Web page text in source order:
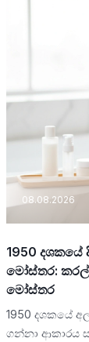
08.08.2026
1950
මෝස්තර:
මෝස්තර
1950 දශකයේ
ගන්නා ආකාරය